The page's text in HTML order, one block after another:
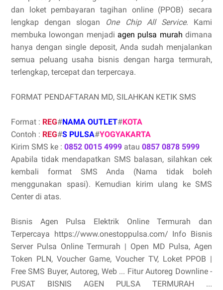
dan loket pembayaran tagihan online (PPOB) secara
lengkap dengan slogan One Chip All Service. Kami
membuka lowongan menjadi agen pulsa murah dimana
hanya dengan single deposit, Anda sudah menjalankan
semua peluang usaha bisnis dengan harga termurah,
terlengkap, tercepat dan terpercaya.
FORMAT PENDAFTARAN MD, SILAHKAN KETIK SMS
Format : REG#NAMA OUTLET#KOTA
Contoh : REG#S PULSA#YOGYAKARTA
Kirim SMS ke : 0852 0015 4999 atau 0857 0878 5999
Apabila tidak mendapatkan SMS balasan, silahkan cek
kembali format SMS Anda (Nama tidak boleh
menggunakan spasi). Kemudian kirim ulang ke SMS
Center di atas.
Bisnis Agen Pulsa Elektrik Online Termurah dan
Terpercaya https://www.onestoppulsa.com/ Info Bisnis
Server Pulsa Online Termurah | Open MD Pulsa, Agen
Token PLN, Voucher Game, Voucher TV, Loket PPOB |
Free SMS Buyer, Autoreg, Web ... Fitur Autoreg Downline -
PUSAT BISNIS AGEN PULSA TERMURAH ...